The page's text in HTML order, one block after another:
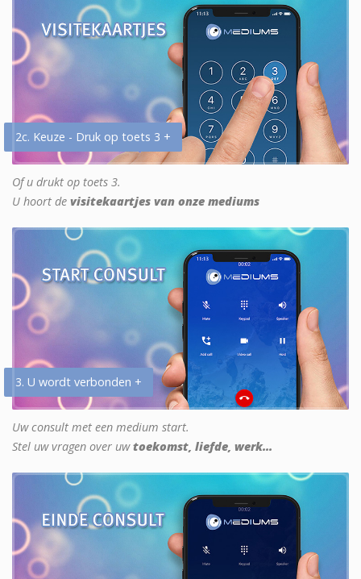
2c. Keuze - Druk op toets 3 +
Of u drukt op toets 3.
U hoort de visitekaartjes van onze mediums
3. U wordt verbonden +
Uw consult met een medium start.
Stel uw vragen over uwtoekomst, liefde, werk...